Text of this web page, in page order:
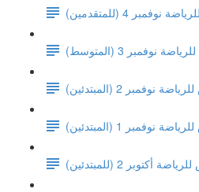
نوفمبر 3 (المتوسط
نوفمبر 2 (المبتدئين)
نوفمبر 1 (المبتدئين)
أكتوبر 2 (للمبتدئين)